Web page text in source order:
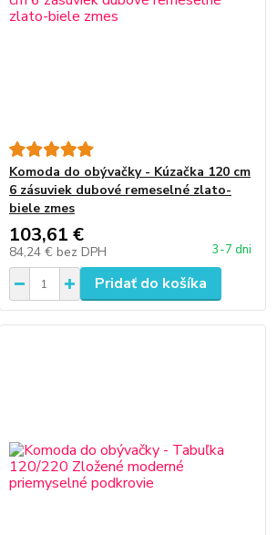
Komoda do obývačky - Kúzačka 120 cm
6 zásuviek dubové remeselné zlato-
biele zmes
103,61 €
84,24 € bez DPH 3-7 dni
Pridať do košíka